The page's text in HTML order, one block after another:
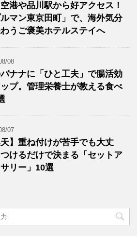
港や品川駅から好アクセス！
ルマン東京田町」で、海外気分
うご褒美ホテルステイへ
08
ナナに「ひと工夫」で腸活効
プ。管理栄養士が教える食べ
07
天】重ね付けが苦手でも大丈
けるだけで決まる「セットア
リー」10選